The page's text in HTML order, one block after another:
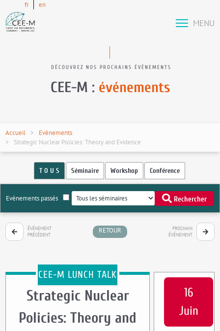
fr en
MENU
DÉCOUVREZ NOS PROCHAINS ÉVÉNEMENTS
CEE-M : événements
Accueil
Evènements
Strategic Nuclear Policies: Theory and Evidence
T O U S Séminaire Workshop Conférence
Evènements passés Rechercher
ÉVÉNEMENT
PRÉCÉDENT
RETOUR
PROCHAIN
ÉVÉNEMENT
CEE-M LUNCH TALK
Strategic Nuclear
Policies: Theory and
16
Juin